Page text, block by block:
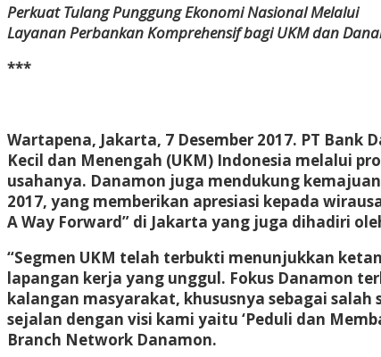
Perkuat Tulang Punggung Ekonomi Nasional Melalui
Layanan Perbankan Komprehensif bagi UKM dan
***
Wartapena, Jakarta, 7 Desember 2017. PT Bank
Kecil dan Menengah (UKM) Indonesia melalui
usahanya. Danamon juga mendukung
2017, yang memberikan apresiasi kepada
A Way Forward” di Jakarta yang juga dihadiri
“Segmen UKM telah terbukti menunjukkan
lapangan kerja yang unggul. Fokus Danamon
kalangan masyarakat, khususnya sebagai
sejalan dengan visi kami yaitu ‘Peduli dan
Branch Network Danamon.